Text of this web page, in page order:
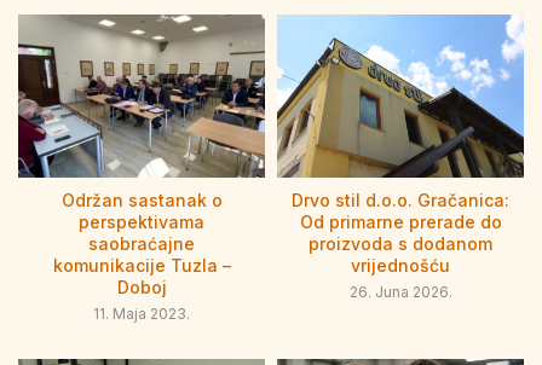
Održan sastanak o
perspektivama
saobraćajne
komunikacije Tuzla –
Doboj
11. Maja 2023.
Drvo stil d.o.o. Gračanica:
Od primarne prerade do
proizvoda s dodanom
vrijednošću
26. Juna 2026.